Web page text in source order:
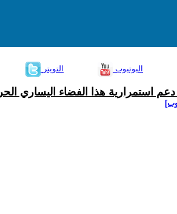
التويتر اليوتيوب
استمرارية هذا الفضاء اليساري الحر